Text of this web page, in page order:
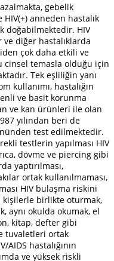
gebelik
anneden hastalık
doğabilmektedir. HIV
diğer hastalıklarda
çok daha etkili ve
cinsel temasla olduğu için
Tek eşliliğin yanı
kullanımı, hastalığın
ve basit korunma
ve kan ürünleri ile olan
yılından beri de
test edilmektedir.
testlerin yapılması HIV
dövme ve piercing gibi
yaptırılması,
ortak kullanılmaması,
HIV bulaşma riskini
kişilerle birlikte oturmak,
aynı okulda okumak, el
kitap, defter gibi
tuvaletleri ortak
hastalığının
ve yüksek riskli